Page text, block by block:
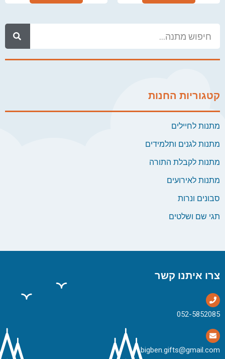
קטגוריות החנות
מתנות לחיילים
מתנות לגנים ותלמידים
מתנות לקבלת התורה
מתנות לאירועים
סבונים ונרות
תגי שם ושלטים
צרו איתנו קשר
bigben.gifts@gmail.com